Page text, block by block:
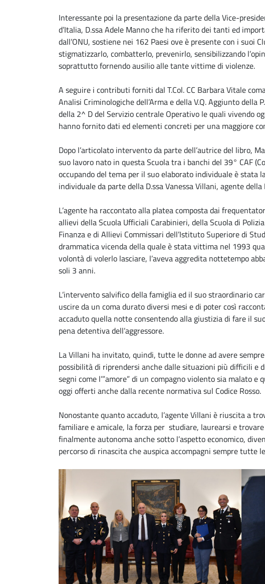
Interessante poi la presentazione da parte della Vice-
d’Italia, D.ssa Adele Manno che ha riferito dei tanti ed
dall’ONU, sostiene nei 162 Paesi ove è presente con i suoi
stigmatizzarlo, combatterlo, prevenirlo, sensibilizzando
soprattutto fornendo ausilio alle tante vittime di violenze.
A seguire i contributi forniti dal T.Col. CC Barbara Vitale
Analisi Criminologiche dell’Arma e della V.Q. Aggiunto della
della 2^ D del Servizio centrale Operativo le quali vivendo
hanno fornito dati ed elementi concreti per una maggiore
Dopo l’articolato intervento da parte dell’autrice del libro,
suo lavoro nato in questa Scuola tra i banchi del 39° CAF
occupando del tema per il suo elaborato individuale è stata
individuale da parte della D.ssa Vanessa Villani, agente
L’agente ha raccontato alla platea composta dai
allievi della Scuola Ufficiali Carabinieri, della Scuola di
Finanza e di Allievi Commissari dell’Istituto Superiore di
drammatica vicenda della quale è stata vittima nel 1993
volontà di volerlo lasciare, l’aveva aggredita nottetempo
soli 3 anni.
L’intervento salvifico della famiglia ed il suo straordinario
uscire da un coma durato diversi mesi e di poter così
accaduto quella notte consentendo alla giustizia di fare il
pena detentiva dell’aggressore.
La Villani ha invitato, quindi, tutte le donne ad avere
possibilità di riprendersi anche dalle situazioni più difficili e
segni come l’”amore” di un compagno violento sia malato
oggi offerti anche dalla recente normativa sul Codice Rosso.
Nonostante quanto accaduto, l’agente Villani è riuscita a
familiare e amicale, la forza per studiare, laurearsi e
finalmente autonoma anche sotto l’aspetto economico,
percorso di rinascita che auspica accompagni sempre tutte